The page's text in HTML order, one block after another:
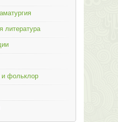
литература
и фольклор